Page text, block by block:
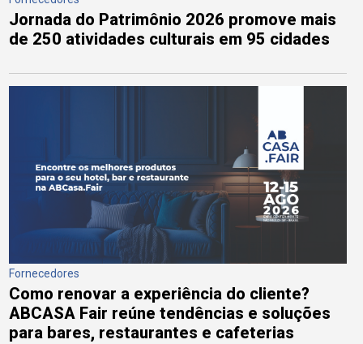
Jornada do Patrimônio 2026 promove mais
de 250 atividades culturais em 95 cidades
Fornecedores
Como renovar a experiência do cliente?
ABCASA Fair reúne tendências e soluções
para bares, restaurantes e cafeterias